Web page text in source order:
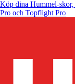
Köp dina Hummel-skor,
Pro och Topflight Pro